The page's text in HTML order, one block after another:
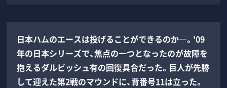
日本ハムのエースは投げることができるのか―。'09
年の日本シリーズで、焦点の一つとなったのが故障を
抱えるダルビッシュ有の回復具合だった。巨人が先勝
して迎えた第2戦のマウンドに、背番号11は立った。